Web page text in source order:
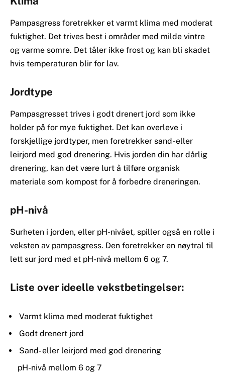
Pampasgress foretrekker et varmt klima med moderat
fuktighet. Det trives best i områder med milde vintre
og varme somre. Det tåler ikke frost og kan bli skadet
hvis temperaturen blir for lav.
Jordtype
Pampasgresset trives i godt drenert jord som ikke
holder på for mye fuktighet. Det kan overleve i
forskjellige jordtyper, men foretrekker sand- eller
leirjord med god drenering. Hvis jorden din har dårlig
drenering, kan det være lurt å tilføre organisk
materiale som kompost for å forbedre dreneringen.
pH-nivå
Surheten i jorden, eller pH-nivået, spiller også en rolle i
veksten av pampasgress. Den foretrekker en nøytral til
lett sur jord med et pH-nivå mellom 6 og 7.
Liste over ideelle vekstbetingelser:
Varmt klima med moderat fuktighet
Godt drenert jord
Sand- eller leirjord med god drenering
pH-nivå mellom 6 og 7